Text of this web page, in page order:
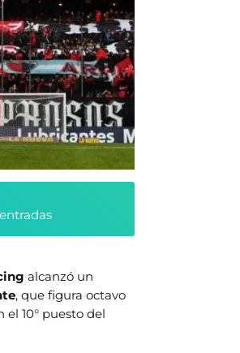
alcanzó un
, que figura octavo
10° puesto del